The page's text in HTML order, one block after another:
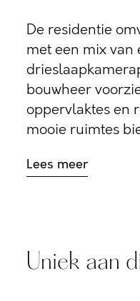
De residentie
met een mix
bouwheer
oppervlaktes en
mooie ruimtes
Lees meer
Uniek aan